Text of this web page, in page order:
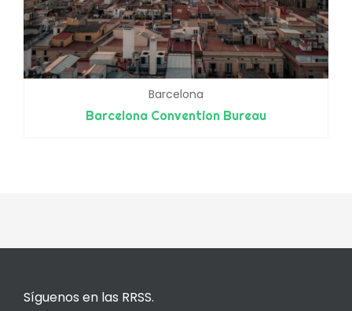
Barcelona
Barcelona Convention Bureau
Síguenos en las RRSS.